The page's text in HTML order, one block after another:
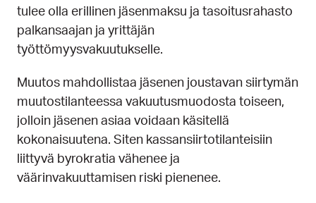
tulee olla erillinen jäsenmaksu ja tasoitusrahasto
palkansaajan ja yrittäjän
työttömyysvakuutukselle.
Muutos mahdollistaa jäsenen joustavan siirtymän
muutostilanteessa vakuutusmuodosta toiseen,
jolloin jäsenen asiaa voidaan käsitellä
kokonaisuutena. Siten kassansiirtotilanteisiin
liittyvä byrokratia vähenee ja
väärinvakuuttamisen riski pienenee.